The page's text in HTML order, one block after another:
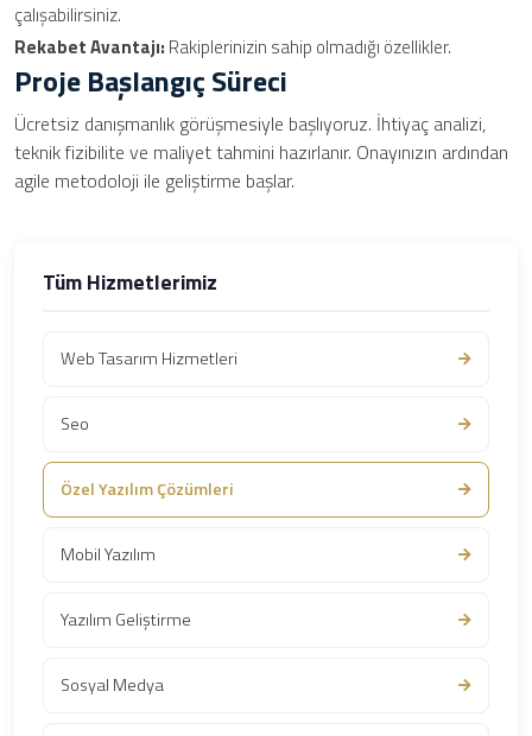
çalışabilirsiniz.
Rekabet Avantajı: Rakiplerinizin sahip olmadığı özellikler.
Proje Başlangıç Süreci
Ücretsiz danışmanlık görüşmesiyle başlıyoruz. İhtiyaç analizi,
teknik fizibilite ve maliyet tahmini hazırlanır. Onayınızın ardından
agile metodoloji ile geliştirme başlar.
Tüm Hizmetlerimiz
Web Tasarım Hizmetleri
Seo
Özel Yazılım Çözümleri
Mobil Yazılım
Yazılım Geliştirme
Sosyal Medya